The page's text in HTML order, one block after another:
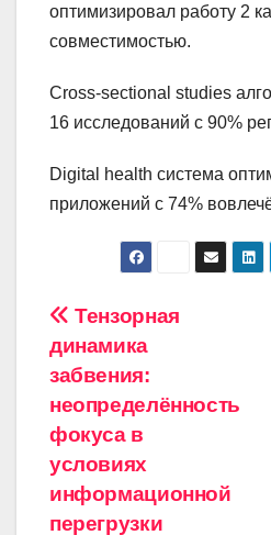
оптимизировал работу 2
совместимостью.
Cross-sectional studies
16 исследований с 90%
Digital health система
приложений с 74%
Навигация
по
записям
Тензорная
динамика
забвения:
неопределённость
фокуса в
условиях
информационной
перегрузки